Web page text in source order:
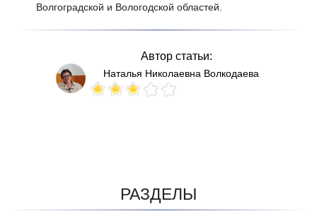
Волгоградской и Вологодской областей.
Автор статьи:
Наталья Николаевна Волкодаева
РАЗДЕЛЫ